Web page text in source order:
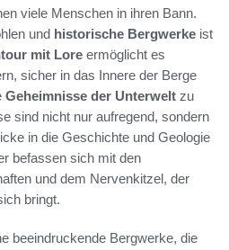
viele Menschen in ihren Bann.
und historische Bergwerke ist
mit Lore ermöglicht es
sicher in das Innere der Berge
Geheimnisse der Unterwelt zu
sind nicht nur aufregend, sondern
in die Geschichte und Geologie
befassen sich mit den
und dem Nervenkitzel, der
bringt.
beeindruckende Bergwerke, die